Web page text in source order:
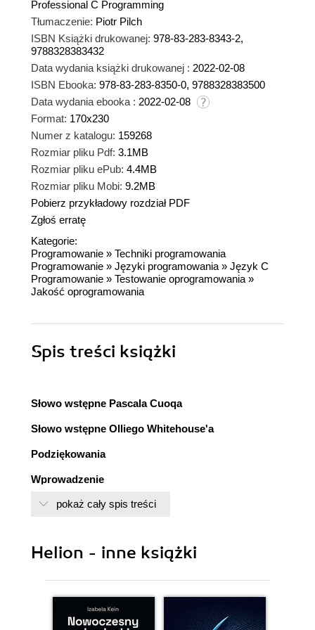
Professional C Programming
Tłumaczenie: Piotr Pilch
ISBN Książki drukowanej: 978-83-283-8343-2,
9788328383432
Data wydania książki drukowanej : 2022-02-08
ISBN Ebooka: 978-83-283-8350-0, 9788328383500
Data wydania ebooka : 2022-02-08
Format: 170x230
Numer z katalogu: 159268
Rozmiar pliku Pdf: 3.1MB
Rozmiar pliku ePub: 4.4MB
Rozmiar pliku Mobi: 9.2MB
Pobierz przykładowy rozdział PDF
Zgłoś erratę
Kategorie:
Programowanie » Techniki programowania
Programowanie » Języki programowania » Język C
Programowanie » Testowanie oprogramowania »
Jakość oprogramowania
Spis treści książki
Słowo wstępne Pascala Cuoqa
Słowo wstępne Olliego Whitehouse'a
Podziękowania
Wprowadzenie
Krótka historia języka C
Dla kogo jest ta książka?
Tworzenie pierwszego programu C
Kompilowanie i uruchamianie programu
pokaż cały spis treści
Helion - inne książki